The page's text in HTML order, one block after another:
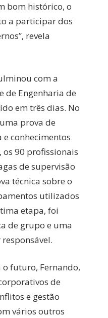
bom histórico, o
a participar dos
revela
com a
de Engenharia de
em três dias. No
prova de
conhecimentos
os 90 profissionais
de supervisão
técnica sobre o
utilizados
etapa, foi
de grupo e uma
o futuro, Fernando,
de
e gestão
vários outros